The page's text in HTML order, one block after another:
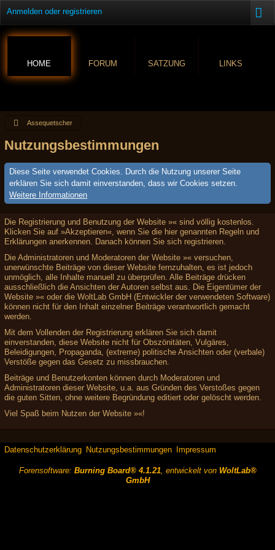
Anmelden oder registrieren
HOME FORUM SATZUNG LINKS
Assequetscher
Nutzungsbestimmungen
Diese Seite verwendet Cookies. Durch die Nutzung unserer Seite
erklären Sie sich damit einverstanden, dass wir Cookies setzen.
Weitere Informationen
Die Registrierung und Benutzung der Website »« sind völlig kostenlos.
Klicken Sie auf »Akzeptieren«, wenn Sie die hier genannten Regeln und
Erklärungen anerkennen. Danach können Sie sich registrieren.
Die Administratoren und Moderatoren der Website »« versuchen,
unerwünschte Beiträge von dieser Website fernzuhalten, es ist jedoch
unmöglich, alle Inhalte manuell zu überprüfen. Alle Beiträge drücken
ausschließlich die Ansichten der Autoren selbst aus. Die Eigentümer der
Website »« oder die WoltLab GmbH (Entwickler der verwendeten Software)
können nicht für den Inhalt einzelner Beiträge verantwortlich gemacht
werden.
Mit dem Vollenden der Registrierung erklären Sie sich damit
einverstanden, diese Website nicht für Obszönitäten, Vulgäres,
Beleidigungen, Propaganda, (extreme) politische Ansichten oder (verbale)
Verstöße gegen das Gesetz zu missbrauchen.
Beiträge und Benutzerkonten können durch Moderatoren und
Administratoren dieser Website, u.a. aus Gründen des Verstoßes gegen
die guten Sitten, ohne weitere Begründung editiert oder gelöscht werden.
Viel Spaß beim Nutzen der Website »«!
Datenschutzerklärung Nutzungsbestimmungen Impressum
Forensoftware: Burning Board® 4.1.21, entwickelt von WoltLab®
GmbH